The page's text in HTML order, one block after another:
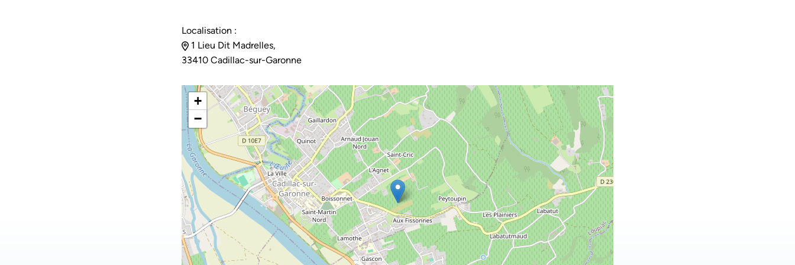
Localisation :
1 Lieu Dit Madrelles,
33410 Cadillac-sur-Garonne
+
−